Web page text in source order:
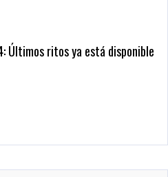
digitales su racha de
DE ESTRENO EN CINES DE